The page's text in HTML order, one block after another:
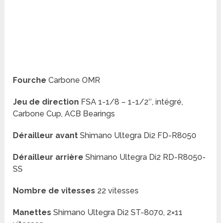
Fourche Carbone OMR
Jeu de direction FSA 1-1/8 – 1-1/2″, intégré,
Carbone Cup, ACB Bearings
Dérailleur avant Shimano Ultegra Di2 FD-R8050
Dérailleur arrière Shimano Ultegra Di2 RD-R8050-
SS
Nombre de vitesses 22 vitesses
Manettes Shimano Ultegra Di2 ST-8070, 2×11